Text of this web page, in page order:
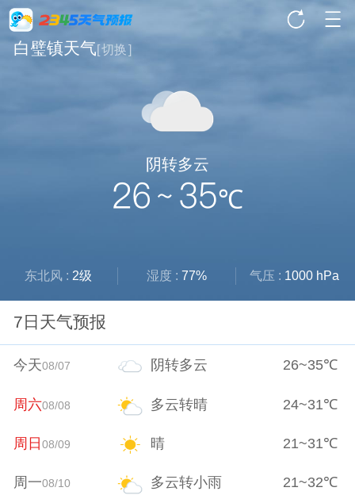
白璧镇天气[切换]
阴转多云
26 ~ 35℃
东北风 : 2级 湿度 : 77% 气压 : 1000 hPa
7日天气预报
今天08/07 阴转多云 26~35℃
周六08/08 多云转晴 24~31℃
周日08/09 晴 21~31℃
周一08/10 多云转小雨 21~32℃